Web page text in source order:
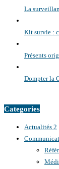
La
Kit survie :
Présents
Dompter la
Categories
Actualités 2